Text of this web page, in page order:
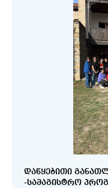
ᲓᲐᲬᲧᲔᲑᲘᲗᲘ
-ᲡᲐᲛᲐᲒᲘᲡᲢᲠᲝ